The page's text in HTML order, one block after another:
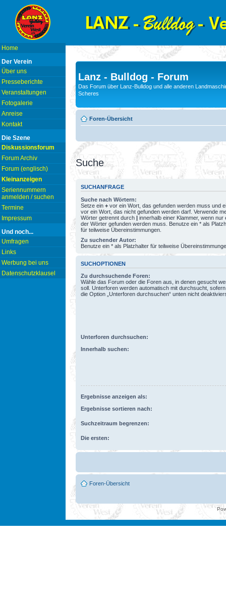
Home
Der Verein
Über uns
Presseberichte
Veranstaltungen
Fotogalerie
Anreise
Kontakt
Die Szene
Diskussionsforum
Forum Archiv
Forum (englisch)
Kleinanzeigen
Seriennummern
anmelden / suchen
Termine
Impressum
Und noch...
Umfragen
Links
Werbung bei uns
Datenschutzklausel
Lanz - Bulldog - Forum
Das Forum über Lanz-Bulldog und alle anderen
Scheres
Foren-Übersicht
Suche
SUCHANFRAGE
Suche nach Wörtern:
Setze ein + vor ein Wort, das gefunden werden muss und
vor ein Wort, das nicht gefunden werden darf. Verwende
Wörter getrennt durch | innerhalb einer Klammer, wenn nur
der Wörter gefunden werden muss. Benutze ein * als
für teilweise Übereinstimmungen.
Zu suchender Autor:
Benutze ein * als Platzhalter für teilweise
SUCHOPTIONEN
Zu durchsuchende Foren:
Wähle das Forum oder die Foren aus, in denen gesucht
soll. Unterforen werden automatisch mit durchsucht,
die Option „Unterforen durchsuchen“ unten nicht
Unterforen durchsuchen:
Innerhalb suchen:
Ergebnisse anzeigen als:
Ergebnisse sortieren nach:
Suchzeitraum begrenzen:
Die ersten:
Foren-Übersicht